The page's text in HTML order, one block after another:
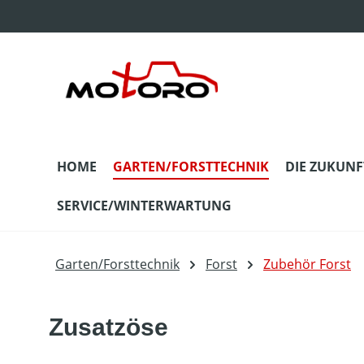
HOME GARTEN/FORSTTECHNIK DIE
SERVICE/WINTERWARTUNG
Garten/Forsttechnik Forst Zubehör Forst
Zusatzöse